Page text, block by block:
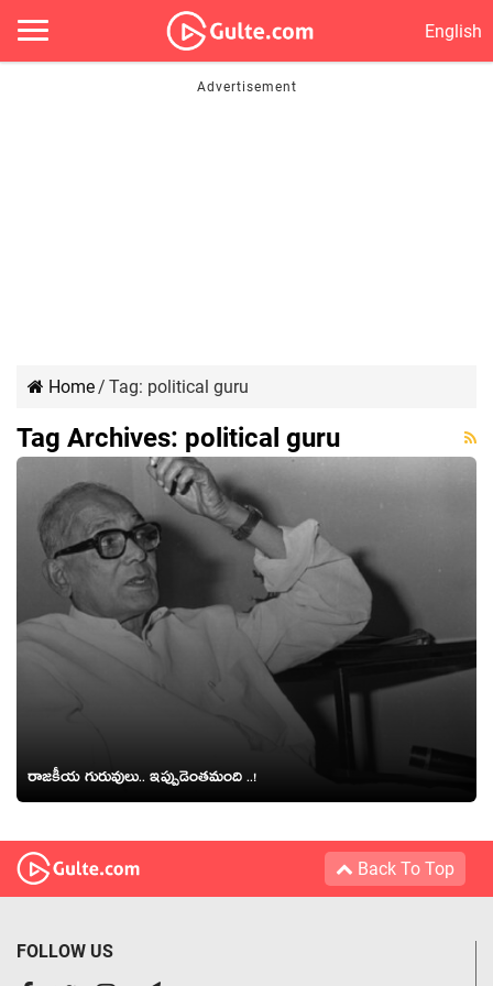
English
Home/ Tag: political guru
Tag Archives: political guru
రాజ‌కీయ గురువులు.. ఇప్పుడెంత‌మంది ..!
Back To Top
FOLLOW US